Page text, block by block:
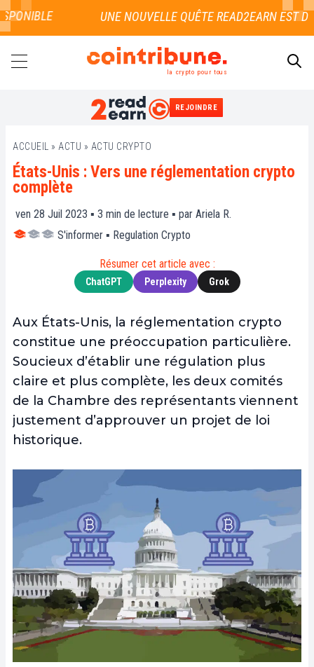
la crypto pour tous
REJOINDRE
ACCUEIL » ACTU » ACTU CRYPTO
États-Unis : Vers une réglementation crypto
complète
ven 28 Juil 2023 ▪ 3 min de lecture ▪ par Ariela R.
S'informer ▪ Regulation Crypto
Résumer cet article avec :
ChatGPT Perplexity Grok
Aux États-Unis, la réglementation crypto
constitue une préoccupation particulière.
Soucieux d’établir une régulation plus
claire et plus complète, les deux comités
de la Chambre des représentants viennent
justement d’approuver un projet de loi
historique.